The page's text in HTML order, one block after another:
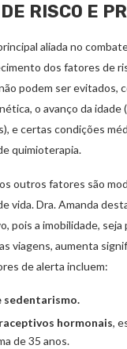
RISCO E
aliada no
dos fatores de
podem ser evitados,
o avanço da idade
e certas condições
quimioterapia.
outros fatores são
vida. Dra. Amanda
pois a imobilidade, seja
viagens, aumenta
de alerta incluem:
sedentarismo.
hormonais,
de 35 anos.